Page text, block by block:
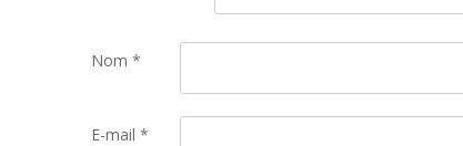
Nom *
E-mail *